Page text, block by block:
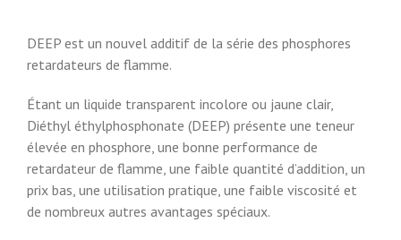
DEEP est un nouvel additif de la série des phosphores
retardateurs de flamme.
Étant un liquide transparent incolore ou jaune clair,
Diéthyl éthylphosphonate (DEEP) présente une teneur
élevée en phosphore, une bonne performance de
retardateur de flamme, une faible quantité d’addition, un
prix bas, une utilisation pratique, une faible viscosité et
de nombreux autres avantages spéciaux.